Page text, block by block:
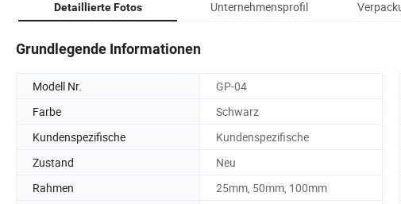
Detaillierte Fotos Unternehmensprofil
Grundlegende Informationen
Modell Nr. GP-04
Farbe
Schwarz
Kundenspezifische
Kundenspezifische
Zustand
Neu
Rahmen
25mm, 50mm, 100mm